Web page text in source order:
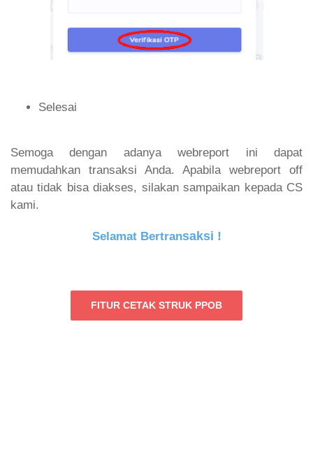
Selesai
Semoga dengan adanya webreport ini dapat
memudahkan transaksi Anda. Apabila webreport off
atau tidak bisa diakses, silakan sampaikan kepada CS
kami.
Selamat Bertransaksi !
FITUR CETAK STRUK PPOB